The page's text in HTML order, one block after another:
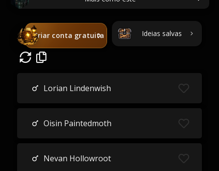
Criar conta gratuita Ideias salvas
Lorian Lindenwish
Oisin Paintedmoth
Nevan Hollowroot